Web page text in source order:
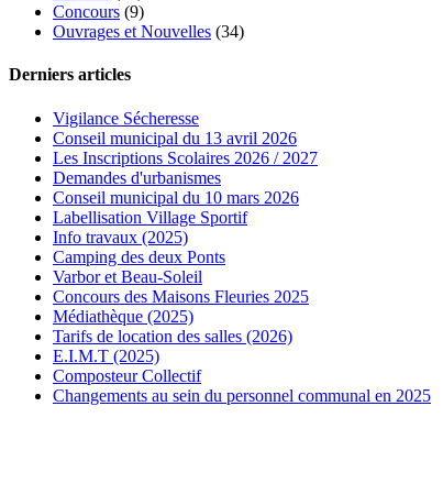
Concours (9)
Ouvrages et Nouvelles (34)
Derniers articles
Vigilance Sécheresse
Conseil municipal du 13 avril 2026
Les Inscriptions Scolaires 2026 / 2027
Demandes d'urbanismes
Conseil municipal du 10 mars 2026
Labellisation Village Sportif
Info travaux (2025)
Camping des deux Ponts
Varbor et Beau-Soleil
Concours des Maisons Fleuries 2025
Médiathèque (2025)
Tarifs de location des salles (2026)
E.I.M.T (2025)
Composteur Collectif
Changements au sein du personnel communal en 2025